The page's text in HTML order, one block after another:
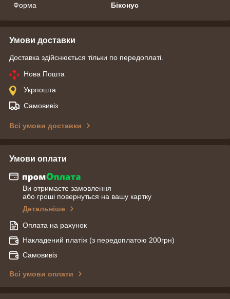
Форма
Біконус
Умови доставки
Доставка здійснюється тільки по передоплаті.
Нова Пошта
Укрпошта
Самовивіз
Всі умови доставки
Умови оплати
Ви отримаєте замовлення
або гроші повернуться на вашу картку
Детальніше
Оплата на рахунок
Накладений платіж (з передоплатою 200грн)
Самовивіз
Всі умови оплати